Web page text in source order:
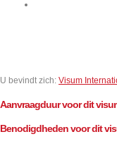
U bevindt zich: Visum
Aanvraagduur voor dit
Benodigdheden voor dit